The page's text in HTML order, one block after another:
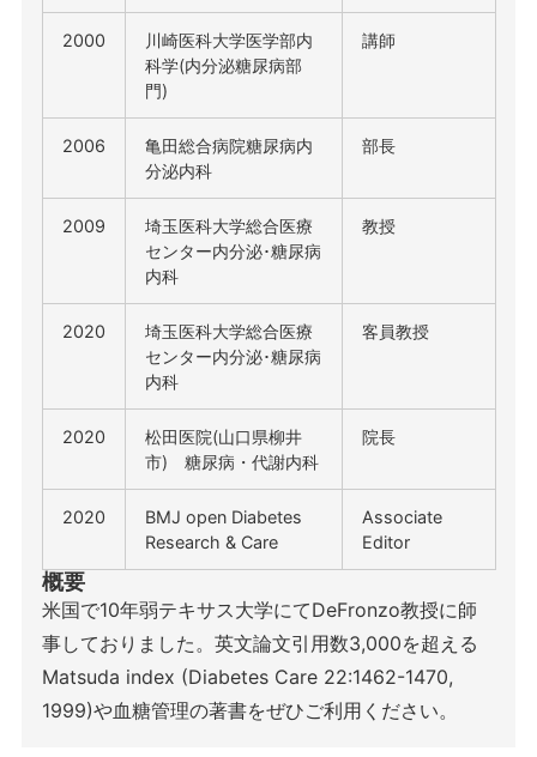
2000
川崎医科大学医学部内
科学(内分泌糖尿病部
門)
講師
2006
亀田総合病院糖尿病内
分泌内科
部長
2009
埼玉医科大学総合医療
センター内分泌･糖尿病
内科
教授
2020
埼玉医科大学総合医療
センター内分泌･糖尿病
内科
客員教授
2020
松田医院(山口県柳井
市) 糖尿病・代謝内科
院長
2020
BMJ open Diabetes
Research & Care
Associate
Editor
概要
米国で10年弱テキサス大学にてDeFronzo教授に師
事しておりました。英文論文引用数3,000を超える
Matsuda index (Diabetes Care 22:1462-1470,
1999)や血糖管理の著書をぜひご利用ください。